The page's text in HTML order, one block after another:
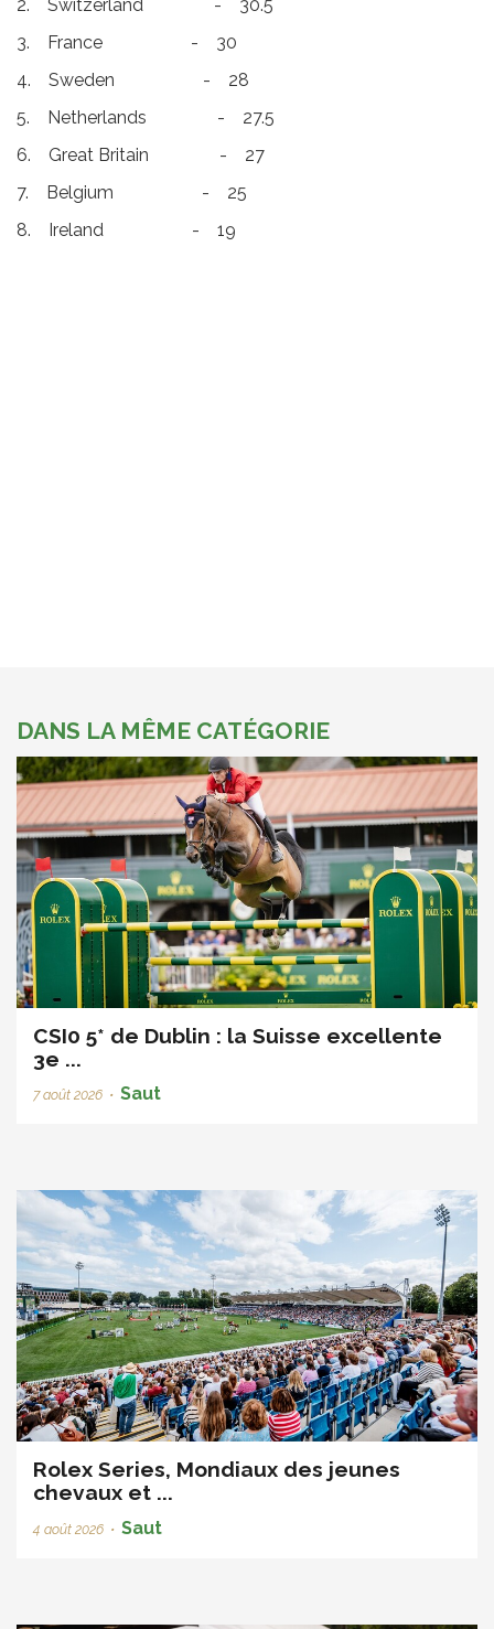
2. Switzerland - 30.5
3. France - 30
4. Sweden - 28
5. Netherlands - 27.5
6. Great Britain - 27
7. Belgium - 25
8. Ireland - 19
DANS LA MÊME CATÉGORIE
CSI0 5* de Dublin : la Suisse excellente
3e ...
7 août 2026 • Saut
Rolex Series, Mondiaux des jeunes
chevaux et ...
4 août 2026 • Saut